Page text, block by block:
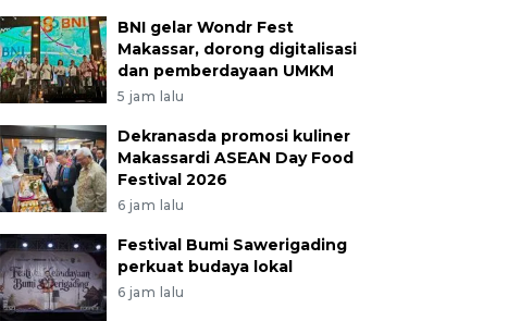
BNI gelar Wondr Fest
Makassar, dorong digitalisasi
dan pemberdayaan UMKM
5 jam lalu
Dekranasda promosi kuliner
Makassardi ASEAN Day Food
Festival 2026
6 jam lalu
Festival Bumi Sawerigading
perkuat budaya lokal
6 jam lalu